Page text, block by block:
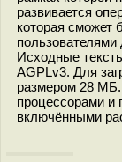
развивается
которая сможет
Исходные
AGPLv3. Для
размером 28 МБ.
процессорами и
включёнными